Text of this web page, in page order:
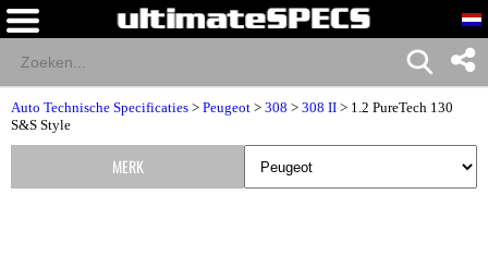
Auto Technische Specificaties > Peugeot > 308 > 308 II > 1.2 PureTech 130
S&S Style
MERK